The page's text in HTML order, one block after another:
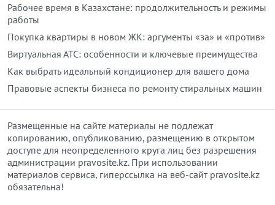
Рабочее время в Казахстане: продолжительность и режимы
работы
Покупка квартиры в новом ЖК: аргументы «за» и «против»
Виртуальная АТС: особенности и ключевые преимущества
Как выбрать идеальный кондиционер для вашего дома
Правовые аспекты бизнеса по ремонту стиральных машин
Размещенные на сайте материалы не подлежат
копированию, опубликованию, размещению в открытом
доступе для неопределенного круга лиц без разрешения
администрации pravosite.kz. При использовании
материалов сервиса, гиперссылка на веб-сайт pravosite.kz
обязательна!